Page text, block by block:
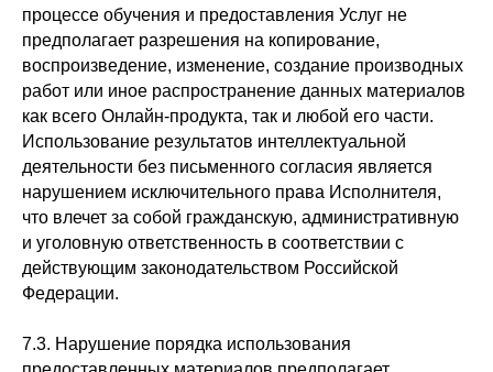
процессе обучения и предоставления Услуг не
предполагает разрешения на копирование,
воспроизведение, изменение, создание производных
работ или иное распространение данных материалов
как всего Онлайн-продукта, так и любой его части.
Использование результатов интеллектуальной
деятельности без письменного согласия является
нарушением исключительного права Исполнителя,
что влечет за собой гражданскую, административную
и уголовную ответственность в соответствии с
действующим законодательством Российской
Федерации.
7.3. Нарушение порядка использования